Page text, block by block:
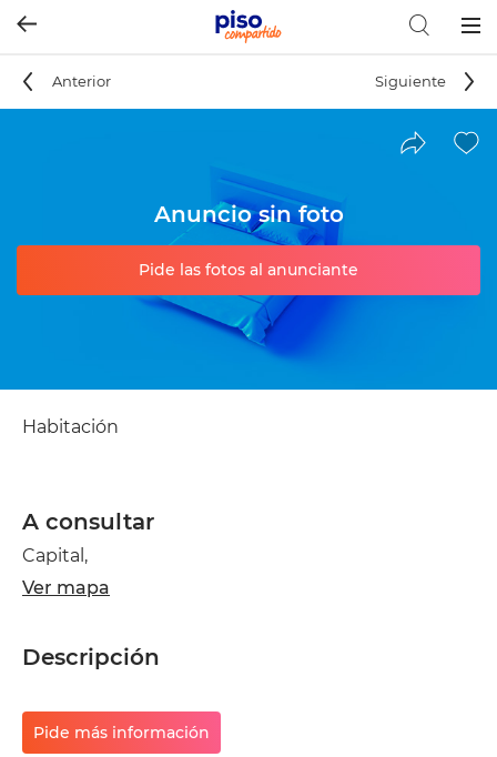
Anterior Siguiente
Anuncio sin foto
Pide las fotos al anunciante
Habitación
A consultar
Capital,
Ver mapa
Descripción
Pide más información